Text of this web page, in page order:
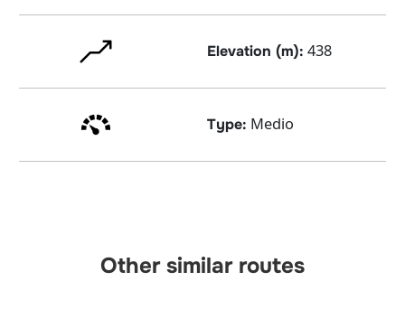
Elevation (m): 438
Type: Medio
Other similar routes